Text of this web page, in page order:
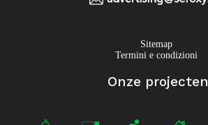
Sitemap
Termini e condizioni
Onze projecten